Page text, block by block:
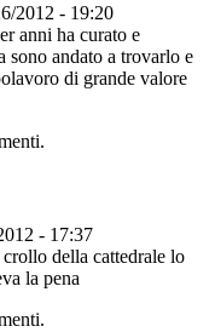
2012 - 19:20
anni ha curato e
sono andato a trovarlo e
di grande valore
- 17:37
della cattedrale lo
la pena